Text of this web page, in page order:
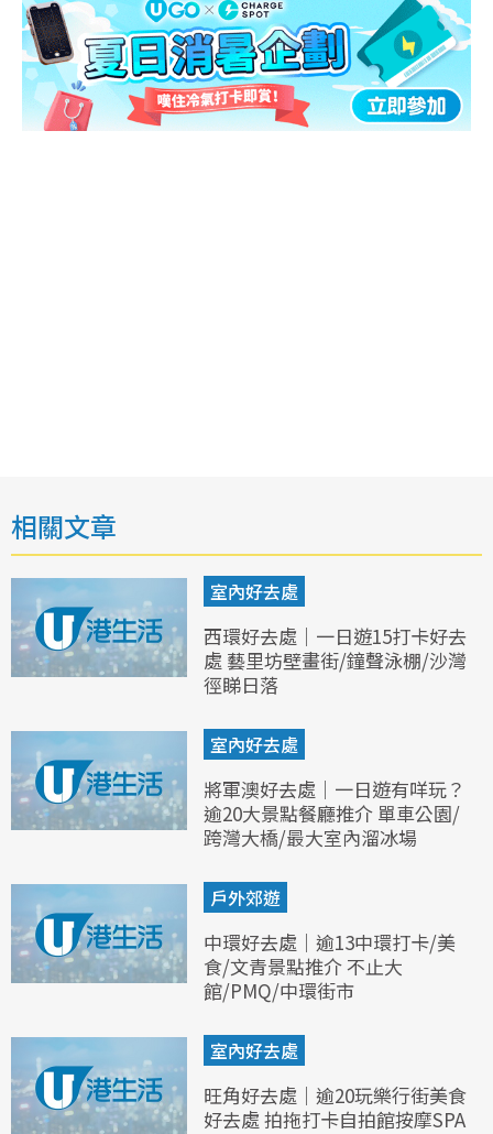
相關文章
室內好去處
西環好去處｜一日遊15打卡好去
處 藝里坊壁畫街/鐘聲泳棚/沙灣
徑睇日落
室內好去處
將軍澳好去處｜一日遊有咩玩？
逾20大景點餐廳推介 單車公園/
跨灣大橋/最大室內溜冰場
戶外郊遊
中環好去處｜逾13中環打卡/美
食/文青景點推介 不止大
館/PMQ/中環街市
室內好去處
旺角好去處｜逾20玩樂行街美食
好去處 拍拖打卡自拍館按摩SPA